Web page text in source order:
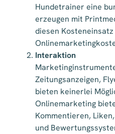
Hundetrainer eine
erzeugen mit
diesen
Interaktion
Zeitungsanzeigen,
bieten keinerlei
Onlinemarketing
Kommentieren,
und